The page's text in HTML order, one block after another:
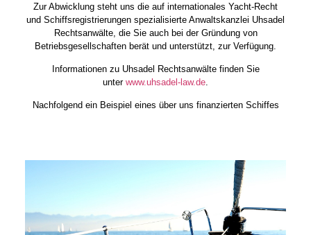
Zur Abwicklung steht uns die auf internationales Yacht-Recht
und Schiffsregistrierungen spezialisierte Anwaltskanzlei Uhsadel
Rechtsanwälte, die Sie auch bei der Gründung von
Betriebsgesellschaften berät und unterstützt, zur Verfügung.
Informationen zu Uhsadel Rechtsanwälte finden Sie
unter www.uhsadel-law.de
Nachfolgend ein Beispiel eines über uns finanzierten Schiffes